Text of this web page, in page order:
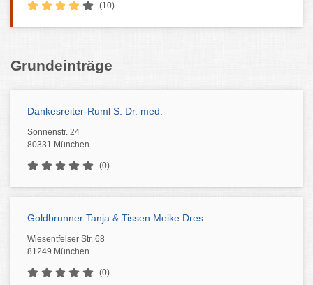
(10)
Grundeinträge
Dankesreiter-Ruml S. Dr. med.
Sonnenstr. 24
80331 München
(0)
Goldbrunner Tanja & Tissen Meike Dres.
Wiesentfelser Str. 68
81249 München
(0)